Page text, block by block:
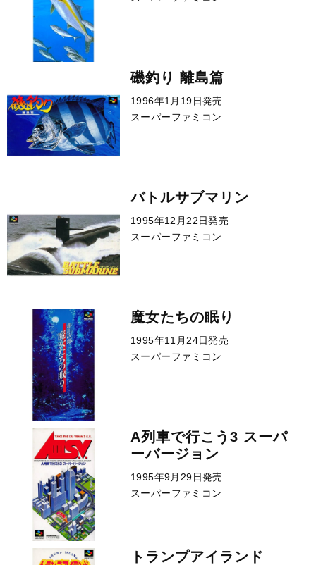
磯釣り 離島篇
1996年1月19日発売
スーパーファミコン
バトルサブマリン
1995年12月22日発売
スーパーファミコン
魔女たちの眠り
1995年11月24日発売
スーパーファミコン
A列車で行こう3 スーパ
ーバージョン
1995年9月29日発売
スーパーファミコン
トランプアイランド